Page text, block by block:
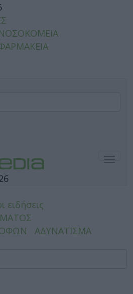
ειδήσεις
ΑΔΥΝΑΤΙΣΜΑ